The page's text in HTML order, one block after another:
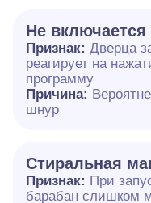
Не
Признак: Дверца
реагирует на
программу
Причина:
шнур
Стиральная
Признак: При
барабан слишком